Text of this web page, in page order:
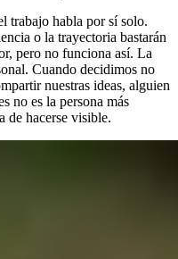
trabajo habla por sí solo.
o la trayectoria bastarán
pero no funciona así. La
Cuando decidimos no
nuestras ideas, alguien
no es la persona más
de hacerse visible.